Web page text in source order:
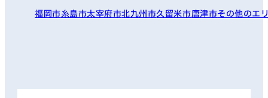
福岡市糸島市太宰府市北九州市久留米市唐津市その他のエ